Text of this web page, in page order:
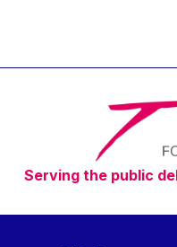
Timothy
Vaclav Klaus
Vassilios
Vítor
Viviane
Walter Hagg
Serving the public